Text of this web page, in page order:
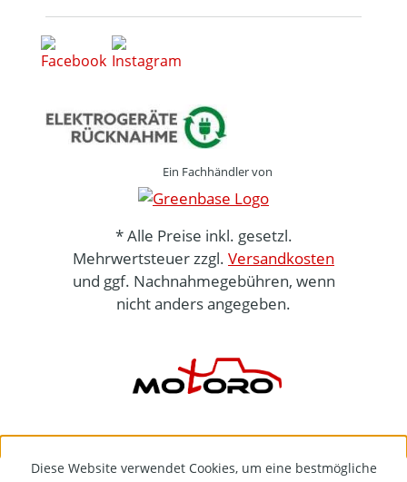
Ein Fachhändler von
* Alle Preise inkl. gesetzl.
Mehrwertsteuer zzgl. Versandkosten
und ggf. Nachnahmegebühren, wenn
nicht anders angegeben.
Diese Website verwendet Cookies, um eine bestmögliche